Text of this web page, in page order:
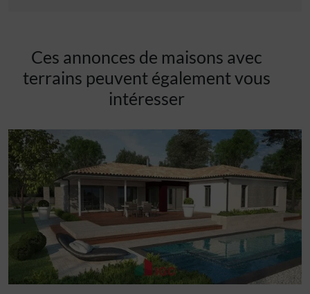
Ces annonces de maisons avec
terrains peuvent également vous
intéresser